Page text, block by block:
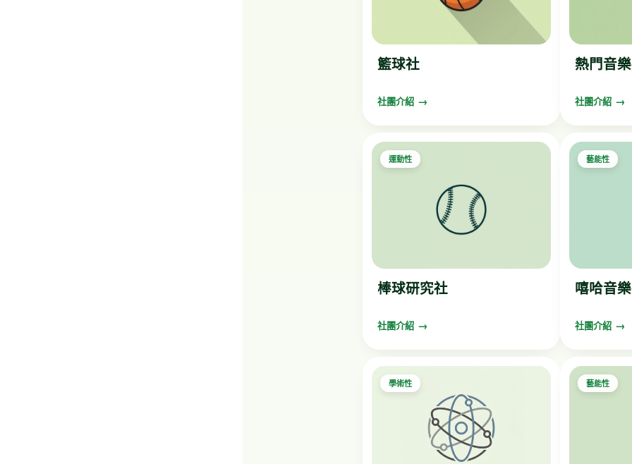
籃球社
社團介紹
熱門音
社團介紹
運動性
棒球研究社
社團介紹
藝能性
嘻哈音
社團介紹
學術性 藝能性